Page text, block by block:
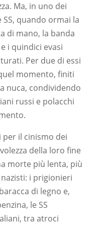
Ma, in uno dei
quando ormai la
di mano, la banda
i quindici evasi
Per due di essi
momento, finiti
nuca, condividendo
russi e polacchi
il cinismo dei
della loro fine
morte più lenta, più
i prigionieri
di legno e,
le SS
tra atroci